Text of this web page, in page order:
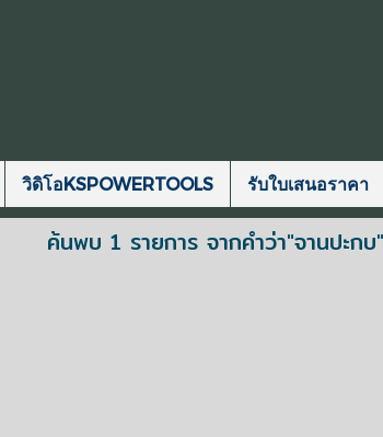
วิดิโอKSPOWERTOOLS รับใบเสนอราคา
ค้นพบ 1 รายการ จากคำว่า"จานปะกบ"